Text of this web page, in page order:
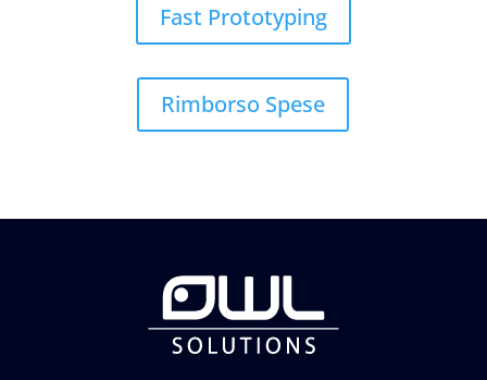
Fast Prototyping
Rimborso Spese